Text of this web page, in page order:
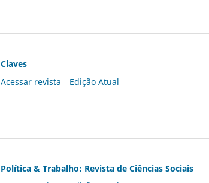
Claves
Acessar revista
Edição Atual
Política & Trabalho: Revista de Ciências Sociais